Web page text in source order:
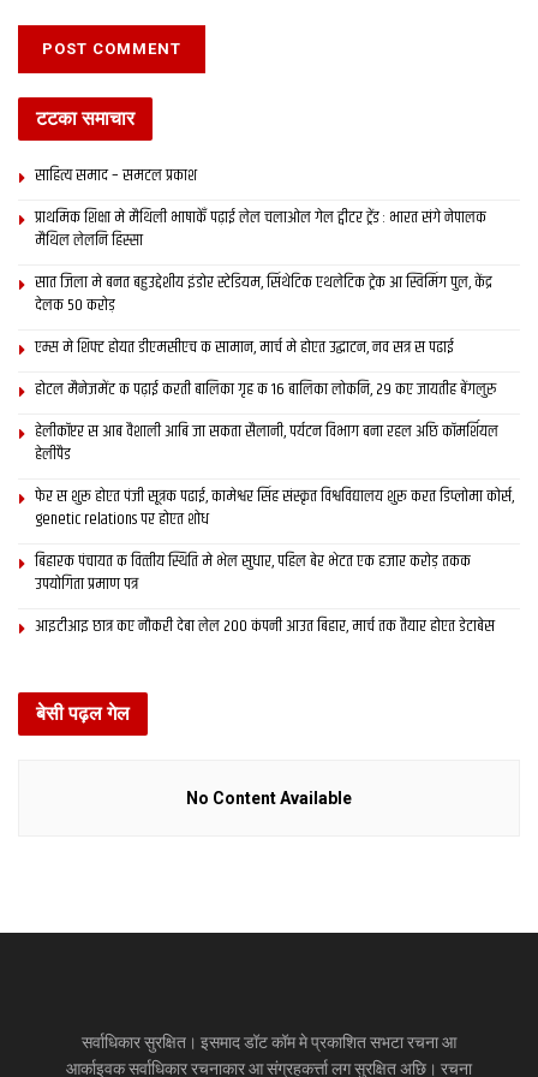
होटल मैनेजमेंट क पढ़ाई करती बालिका गृह क 16 बालिका
लोकनि, 29 कए जायतीह बेंगलुरु
इ-समाद, इपेपर, दरभंगा, बिहार, मिथिला, मिथिला समाचार, मिथिला समाद,
मैथिली समाचार, bihar news, darbhanga, latest bihar news,
latest maithili news, latest mithila news, maithili news,
maithili newspaper, mithila news, patna, saharsa
latest maithili news
latest mithila news maithili news maithili newspaper
mithila news patna saharsa इ-समाद इपेपर दरभंगा
बिहार
टटका समाचार
साहित्य समाद – समटल प्रकाश
प्राथमिक शि‍क्षा मे मैथि‍ली भाषाकेँ पढ़ाई लेल चलाओल गेल ट्वीटर ट्रेंड : भारत संगे नेपालक
मैथिल लेलनि हिस्सा
सात जिला मे बनत बहुउद्देशीय इंडोर स्‍टेडि‍यम, सिंथेटिक एथलेटिक ट्रेक आ स्विमिंग पुल, केंद्र
देलक 50 करोड़
एम्स मे शिफ्ट होयत डीएमसीएच क सामान, मार्च मे होएत उद्घाटन, नव सत्र स पढाई
होटल मैनेजमेंट क पढ़ाई करती बालिका गृह क 16 बालिका लोकनि, 29 कए जायतीह बेंगलुरु
हेलीकॉप्टर स आब वैशाली आबि जा सकता सैलानी, पर्यटन विभाग बना रहल अछि कॉमर्शियल
हेलीपैड
फेर स शुरू होएत पंजी सूत्रक पढाई, कामेश्वर सिंह संस्कृत विश्वविद्यालय शुरू करत डिप्लोमा कोर्स,
genetic relations पर होएत शोध
बिहारक पंचायत क वित्‍तीय स्थिति मे भेल सुधार, पहिल बेर भेटत एक हजार करोड़ तकक
उपयोगिता प्रमाण पत्र
आइटीआइ छात्र कए नौकरी देबा लेल 200 कंपनी आउत बिहार, मार्च तक तैयार होएत डेटाबेस
बेसी पढ़ल गेल
No Content Available
सर्वाधिकार सुरक्षित। इसमाद डॉट कॉम मे प्रकाशित सभटा रचना आ
आर्काइवक सर्वाधिकार रचनाकार आ संग्रहकर्त्ता लग सुरक्षित अछि। रचना